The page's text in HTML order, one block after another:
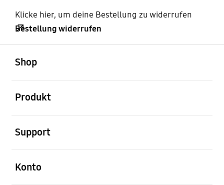
Klicke hier, um deine Bestellung zu widerrufen
Bestellung widerrufen
Shop
Produkt
Support
Konto